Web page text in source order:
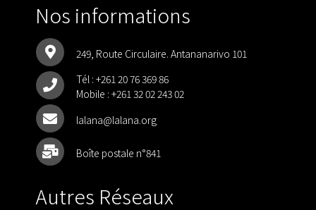
Nos informations
249, Route Circulaire. Antananarivo 101
Tél : +261 20 76 369 86
Mobile : +261 32 02 243 02
lalana@lalana.org
Boîte postale n°841
Autres Réseaux